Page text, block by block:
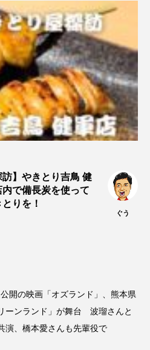
訪】やきとり吉鳥 健
で備長炭を使って
りを！
ぐう
開の映画「オズランド」、熊本県
ーンランド」が舞台 波瑠さんと
演、橋本愛さんも先輩役で